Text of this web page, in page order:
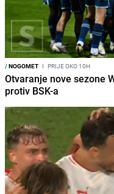
/NOGOMET I PRIJE OKO 10H
Otvaranje nove sezone
protiv BSK-a